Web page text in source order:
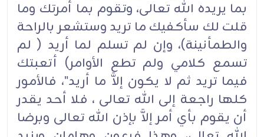
بما يريده الله تعالى، وتقوم بما أمرتك وما
قلت لك سأكفيك ما تريد وستشعر بالراحة
والطمأنينة)، وإن لم تسلم لما أريد ( لم
تسمع كلامي ولم تطع الأوامر) أتعبتك
فيما تريد ثم لا يكون إلاَّ ما أريد"، فالأمور
كلها راجعة إلى الله تعالى ، فلا أحد يقدر
أن يقوم بأي أمر إلاَّ بإذن الله تعالى وبرضا